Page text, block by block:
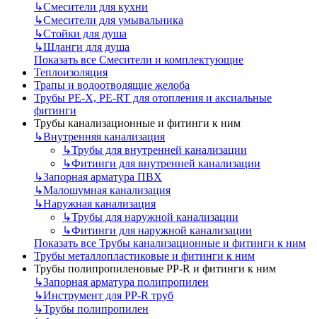
↳Смесители для кухни
↳Смесители для умывальника
↳Стойки для душа
↳Шланги для душа
Показать все Смесители и комплектующие
Теплоизоляция
Трапы и водоотводящие желоба
Трубы PE-X, PE-RT для отопления и аксиальные
фитинги
Трубы канализационные и фитинги к ним
↳Внутренняя канализация
↳Трубы для внутренней канализации
↳Фитинги для внутренней канализации
↳Запорная арматура ПВХ
↳Малошумная канализация
↳Наружная канализация
↳Трубы для наружной канализации
↳Фитинги для наружной канализации
Показать все Трубы канализационные и фитинги к ним
Трубы металлопластиковые и фитинги к ним
Трубы полипропиленовые PP-R и фитинги к ним
↳Запорная арматура полипропилен
↳Инструмент для PP-R труб
↳Трубы полипропилен